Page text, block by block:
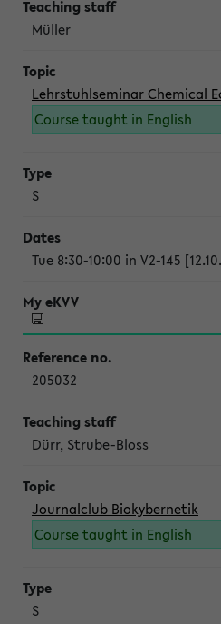
Müller
Lehrstuhlseminar Chemical
Course taught in English
S
Tue 8:30-10:00 in V2-145
205032
Dürr, Strube-Bloss
Journalclub Biokybernetik
Course taught in English
S